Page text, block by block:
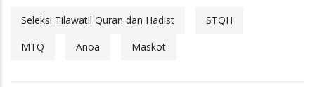
Seleksi Tilawatil Quran dan Hadist
STQH
MTQ
Anoa Maskot